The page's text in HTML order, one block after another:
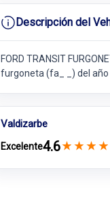
Descripción del
FORD TRANSIT
furgoneta (fa_ _) del año
Valdizarbe
Excelente4.6★ ★ ★ ★